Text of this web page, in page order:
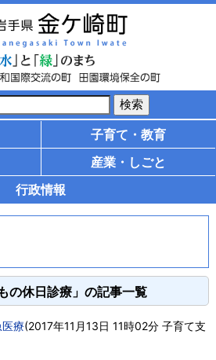
子育て・教育
産業・しごと
行政情報
の休日診療」の記事一覧
療(2017年11月13日 11時02分 子育て支